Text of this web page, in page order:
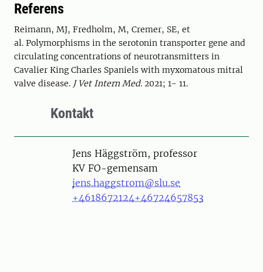
Referens
Reimann, MJ, Fredholm, M, Cremer, SE, et
al. Polymorphisms in the serotonin transporter gene and
circulating concentrations of neurotransmitters in
Cavalier King Charles Spaniels with myxomatous mitral
valve disease. J Vet Intern Med. 2021; 1- 11.
Kontakt
PersonJens Häggström, professor
KV FO-gemensam
jens.haggstrom@slu.se
+4618672124+46724657853